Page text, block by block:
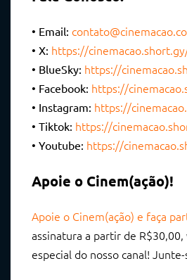
• Email:
• X: https://
• BlueSky: https://
• Facebook: https://
• Instagram: https://
• Tiktok: https://
• Youtube: https://
Apoie o Cinem(ação)!
Apoie o Cinem(ação) e faça
assinatura a partir de
especial do nosso canal!